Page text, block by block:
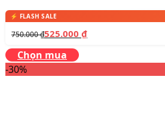
750.000₫525.000 ₫
Chọn mua
-30%